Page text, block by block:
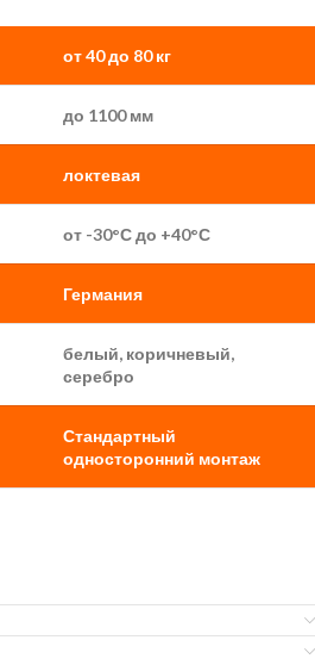
от 40 до 80 кг
до 1100 мм
локтевая
от -30°С до +40°С
Германия
белый, коричневый,
серебро
Стандартный
односторонний монтаж